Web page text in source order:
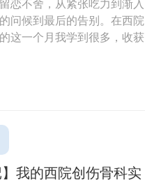
问候到最后的告别。在西院
这一个月我学到很多，收获
】我的西院创伤骨科实